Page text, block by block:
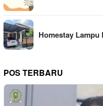
Homestay
POS TERBARU